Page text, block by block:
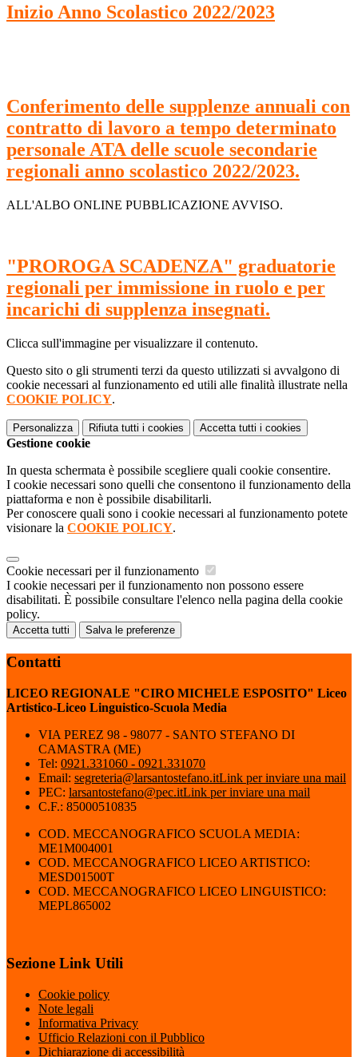
Inizio Anno Scolastico 2022/2023
Conferimento delle supplenze annuali con
contratto di lavoro a tempo determinato
personale ATA delle scuole secondarie
regionali anno scolastico 2022/2023.
ALL'ALBO ONLINE PUBBLICAZIONE AVVISO.
"PROROGA SCADENZA" graduatorie
regionali per immissione in ruolo e per
incarichi di supplenza insegnati.
Clicca sull'immagine per visualizzare il contenuto.
Questo sito o gli strumenti terzi da questo utilizzati si avvalgono di
cookie necessari al funzionamento ed utili alle finalità illustrate nella
COOKIE POLICY.
Personalizza Rifiuta tutti i cookies Accetta tutti i cookies
Gestione cookie
In questa schermata è possibile scegliere quali cookie consentire.
I cookie necessari sono quelli che consentono il funzionamento della
piattaforma e non è possibile disabilitarli.
Per conoscere quali sono i cookie necessari al funzionamento potete
visionare la COOKIE POLICY.
Cookie necessari per il funzionamento
I cookie necessari per il funzionamento non possono essere
disabilitati. È possibile consultare l'elenco nella pagina della cookie
policy.
Accetta tutti Salva le preferenze
Contatti
LICEO REGIONALE "CIRO MICHELE ESPOSITO" Liceo
Artistico-Liceo Linguistico-Scuola Media
VIA PEREZ 98 - 98077 - SANTO STEFANO DI
CAMASTRA (ME)
Tel: 0921.331060 - 0921.331070
Email: segreteria@larsantostefano.itLink per inviare una mail
PEC: larsantostefano@pec.itLink per inviare una mail
C.F.: 85000510835
COD. MECCANOGRAFICO SCUOLA MEDIA:
ME1M004001
COD. MECCANOGRAFICO LICEO ARTISTICO:
MESD01500T
COD. MECCANOGRAFICO LICEO LINGUISTICO:
MEPL865002
Sezione Link Utili
Cookie policy
Note legali
Informativa Privacy
Ufficio Relazioni con il Pubblico
Dichiarazione di accessibilità